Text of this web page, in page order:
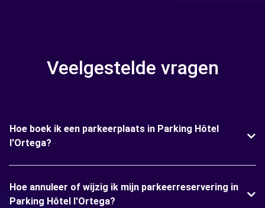
Veelgestelde vragen
Hoe boek ik een parkeerplaats in Parking Hôtel
l'Ortega?
Hoe annuleer of wijzig ik mijn parkeerreservering in
Parking Hôtel l'Ortega?